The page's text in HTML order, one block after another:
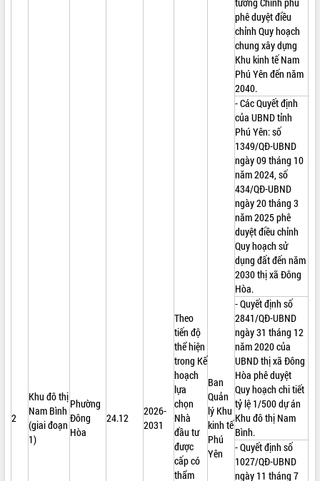
2
Khu đô thị
Nam Bình
(giai đoạn
1)
Phường
Đông
Hòa
24.12
2026-
2031
Theo
tiến độ
thể hiện
trong Kế
hoạch
lựa
chọn
Nhà
đầu tư
được
cấp có
thẩm
Ban
Quản
lý Khu
kinh tế
Phú
Yên
phê duyệt điều
chỉnh Quy hoạch
chung xây dựng
Khu kinh tế Nam
Phú Yên đến năm
2040.
- Các Quyết định
của UBND tỉnh
Phú Yên: số
1349/QĐ-UBND
ngày 09 tháng 10
năm 2024, số
434/QĐ-UBND
ngày 20 tháng 3
năm 2025 phê
duyệt điều chỉnh
Quy hoạch sử
dụng đất đến năm
2030 thị xã Đông
Hòa.
- Quyết định số
2841/QĐ-UBND
ngày 31 tháng 12
năm 2020 của
UBND thị xã Đông
Hòa phê duyệt
Quy hoạch chi tiết
tỷ lệ 1/500 dự án
Khu đô thị Nam
Bình.
- Quyết định số
1027/QĐ-UBND
ngày 11 tháng 7